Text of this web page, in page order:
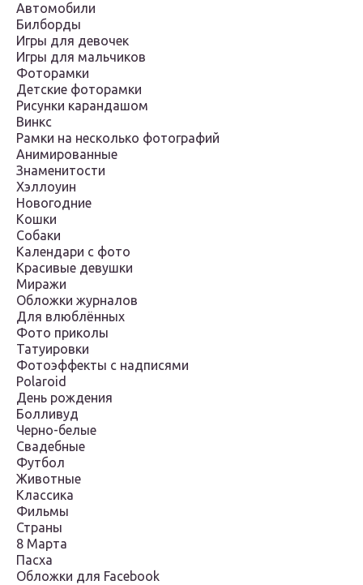
Автомобили
Билборды
Игры для девочек
Игры для мальчиков
Фоторамки
Детские фоторамки
Рисунки карандашом
Винкс
Рамки на несколько фотографий
Анимированные
Знаменитости
Хэллоуин
Новогодние
Кошки
Собаки
Календари с фото
Красивые девушки
Миражи
Обложки журналов
Для влюблённых
Фото приколы
Татуировки
Фотоэффекты с надписями
Polaroid
День рождения
Болливуд
Черно-белые
Свадебные
Футбол
Животные
Классика
Фильмы
Страны
8 Марта
Пасха
Обложки для Facebook